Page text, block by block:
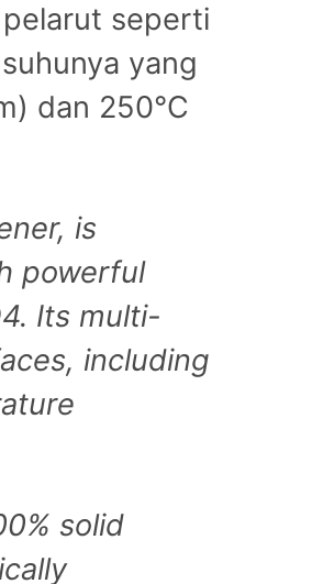
seperti
yang
dan 250°C
is
powerful
Its multi-
including
solid